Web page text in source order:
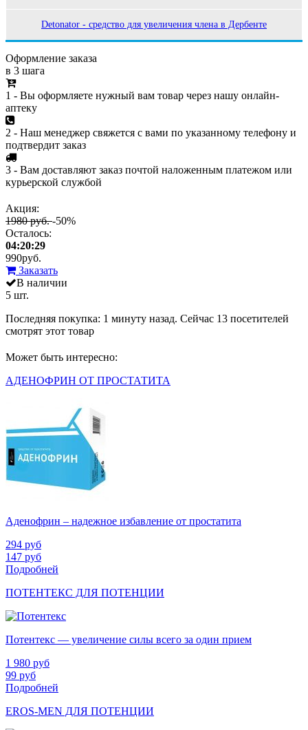
Detonator - средство для увеличения члена в Дербенте
Оформление заказа
в 3 шага
1 - Вы оформляете нужный вам товар через нашу онлайн-
аптеку
2 - Наш менеджер свяжется с вами по указанному телефону и
подтвердит заказ
3 - Вам доставляют заказ почтой наложенным платежом или
курьерской службой
Акция:
1980 руб.-50%
Осталось:
04:20:29
990руб.
Заказать
В наличии
5 шт.
Последняя покупка: 1 минуту назад. Сейчас 13 посетителей
смотрят этот товар
Может быть интересно:
АДЕНОФРИН ОТ ПРОСТАТИТА
Аденофрин – надежное избавление от простатита
294 руб
147 руб
Подробней
ПОТЕНТЕКС ДЛЯ ПОТЕНЦИИ
Потентекс — увеличение силы всего за один прием
1 980 руб
99 руб
Подробней
EROS-MEN ДЛЯ ПОТЕНЦИИ